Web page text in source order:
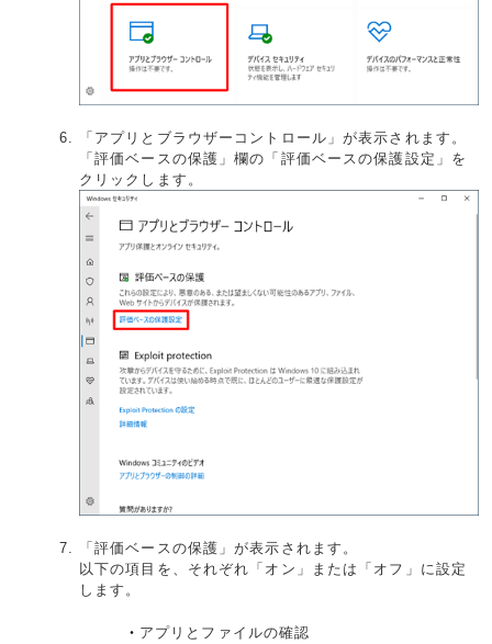
「アプリとブラウザーコントロール」が表示されます。
「評価ベースの保護」欄の「評価ベースの保護設定」を
クリックします。
「評価ベースの保護」が表示されます。
以下の項目を、それぞれ「オン」または「オフ」に設定
します。
アプリとファイルの確認